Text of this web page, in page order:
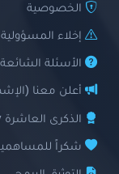
الخصوصية
إخلاء المسؤولية
الأسئلة الشائعة
أعلن معنا
الذكرى العاشرة 10y
شكراً